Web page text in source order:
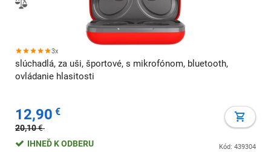
3x
slúchadlá, za uši, športové, s mikrofónom, bluetooth,
ovládanie hlasitosti
12,90 €
20,10€
Kód: 439304
IHNEĎ K ODBERU